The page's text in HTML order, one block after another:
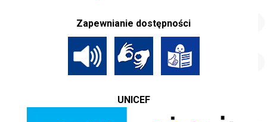
Zapewnianie dostępności
UNICEF